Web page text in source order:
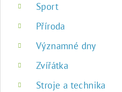
Sport
Příroda
Významné dny
Zvířátka
Stroje a technika